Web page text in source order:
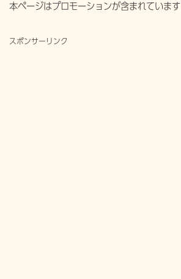
本ページはプロモーションが含まれています
スポンサーリンク